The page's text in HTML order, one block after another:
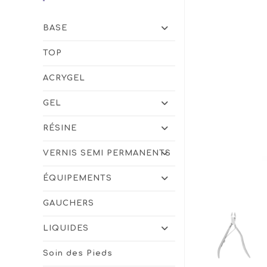
BASE
TOP
ACRYGEL
GEL
RÉSINE
VERNIS SEMI PERMANENTS
ÉQUIPEMENTS
GAUCHERS
LIQUIDES
Soin des Pieds